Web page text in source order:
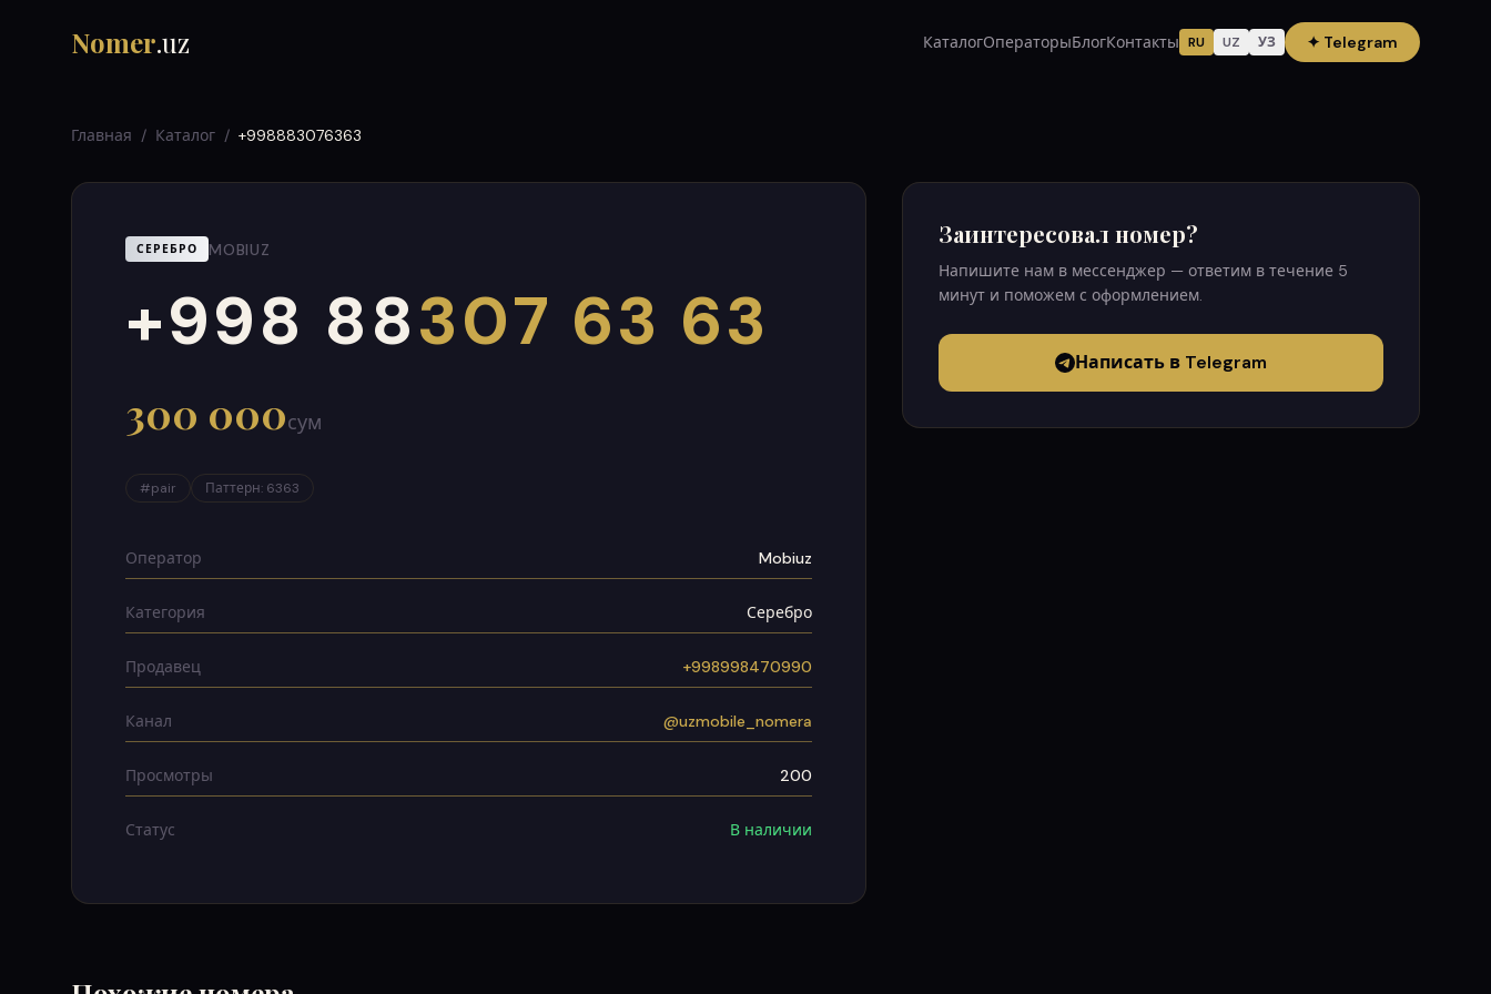
Nomer.uz КаталогОператорыБлогКонтакты RU UZ УЗ ✦ Telegram
Главная / Каталог / +998883076363
СЕРЕБРО MOBIUZ
+998 88307 63 63
000
999
300 000сум
#pair Паттерн: 6363
Оператор Mobiuz
Категория Серебро
Продавец +998998470990
Канал @uzmobile_nomera
Просмотры 200
Статус В наличии
Заинтересовал номер?
Напишите нам в мессенджер — ответим в течение 5
минут и поможем с оформлением.
Написать в Telegram